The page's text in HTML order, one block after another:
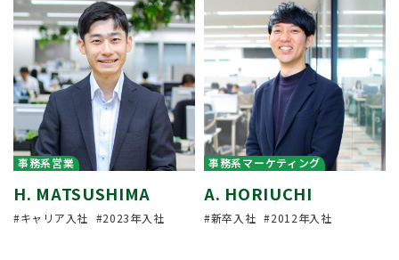
事務系営業
H. MATSUSHIMA
キャリア入社 2023年入社
事務系マーケティング
A. HORIUCHI
新卒入社 2012年入社